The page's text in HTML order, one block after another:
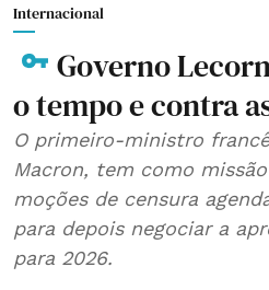
Internacional
Governo
o tempo e contra
O primeiro-ministro
Macron, tem como
moções de censura
para depois negociar a
para 2026.